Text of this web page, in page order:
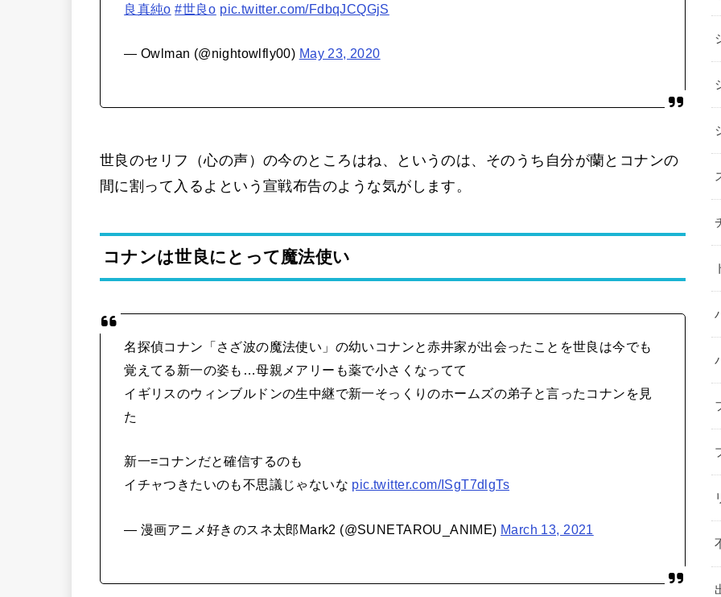
良真純o #世良o pic.twitter.com/FdbqJCQGjS
— Owlman (@nightowlfly00) May 23, 2020
世良のセリフ（心の声）の今のところはね、というのは、そのうち自分が蘭とコナンの
間に割って入るよという宣戦布告のような気がします。
コナンは世良にとって魔法使い
名探偵コナン「さざ波の魔法使い」の幼いコナンと赤井家が出会ったことを世良は今でも
覚えてる新一の姿も…母親メアリーも薬で小さくなってて
イギリスのウィンブルドンの生中継で新一そっくりのホームズの弟子と言ったコナンを見
た
新一=コナンだと確信するのも
イチャつきたいのも不思議じゃないな pic.twitter.com/ISgT7dlgTs
— 漫画アニメ好きのスネ太郎Mark2 (@SUNETAROU_ANIME) March 13, 2021